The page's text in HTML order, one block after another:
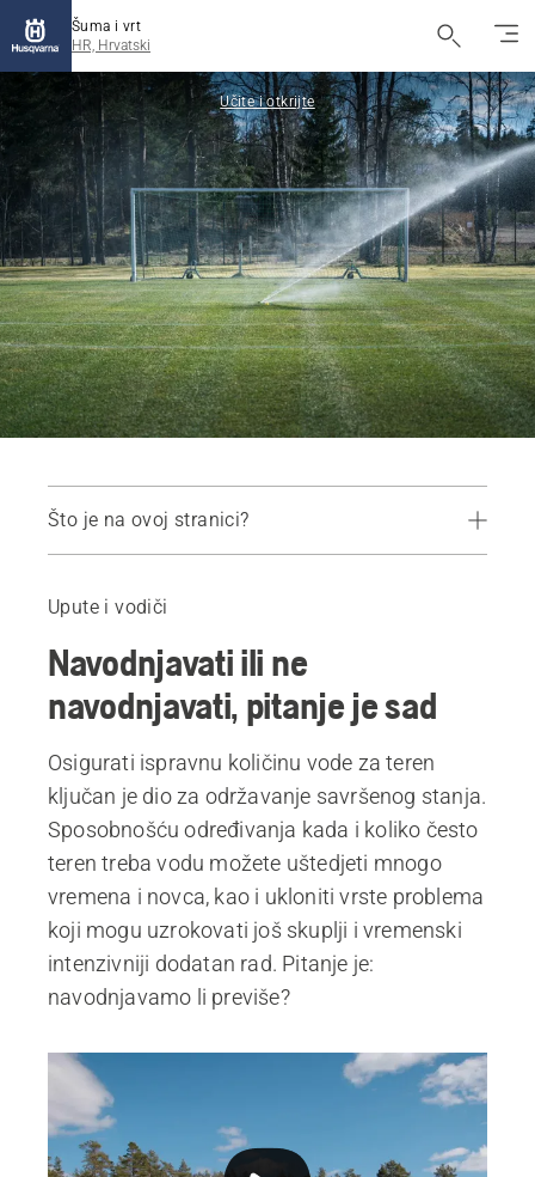
Šuma i vrt
HR, Hrvatski
Učite i otkrijte
Što je na ovoj stranici?
Počnite se više oslanjati na činjenice
Koje probleme može uzrokovati previše vode?
O Simeonu Lilienbergu
Proizvodi
Upute i vodiči
Navodnjavati ili ne
navodnjavati, pitanje je sad
Osigurati ispravnu količinu vode za teren
ključan je dio za održavanje savršenog stanja.
Sposobnošću određivanja kada i koliko često
teren treba vodu možete uštedjeti mnogo
vremena i novca, kao i ukloniti vrste problema
koji mogu uzrokovati još skuplji i vremenski
intenzivniji dodatan rad. Pitanje je:
navodnjavamo li previše?